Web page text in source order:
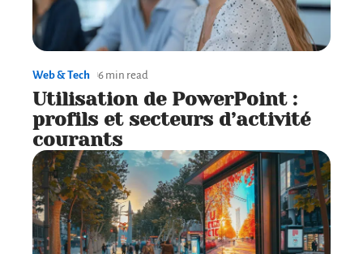
Web & Tech 6 min read
Utilisation de PowerPoint :
profils et secteurs d’activité
courants